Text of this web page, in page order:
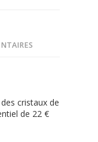
cristaux de
de 22 €